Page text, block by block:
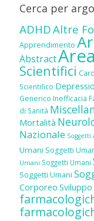
Cerca per
ADHDAltre
Apprendimento
Abstract
Scientifici
Scientifico
Generico Inefficacia
di Sanità
Mortalità
Nazionale Soggetti
Umani Soggetti
Umani Soggetti Umani
Soggetti Umani
Corporeo